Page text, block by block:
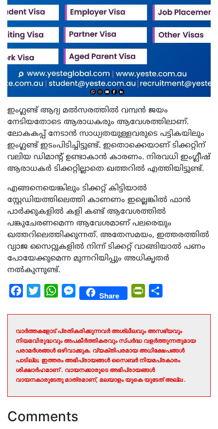
ഇംഗ്ലണ്ട് ആദ്യ മല്‍സരത്തില്‍ വമ്പന്‍ ജയം
നേടിയതോടെ ആരാധകരും ആവേശത്തിലാണ്.
ലോകകപ്പ് നേടാന്‍ സാധ്യതയുള്ളവരുടെ പട്ടികയിലും
ഇംഗ്ലണ്ട് ഇടംപിടിച്ചിട്ടുണ്ട്. ഇതൊക്കെയാണ് ടിക്കറ്റിന്
വലിയ ഡിമാന്റ് ഉണ്ടാകാന്‍ കാരണം. നിരവധി ഇംഗ്ലീഷ്
ആരാധകര്‍ ടിക്കറ്റില്ലാതെ ഖത്തറില്‍ എത്തിയിട്ടുണ്ട്.
എങ്ങനെയെങ്കിലും ടിക്കറ്റ് കിട്ടിയാല്‍
സ്റ്റേഡിയത്തിലെത്തി കാണണം ഇല്ലെങ്കില്‍ ഫാന്‍
പാര്‍ക്കുകളില്‍ കളി കണ്ട് ആവേശത്തില്‍
പങ്കുചേരണമെന്ന ആവേശമാണ് പലരെയും
ഖത്തറിലെത്തിക്കുന്നത്. അതേസമയം, ഇത്തരത്തില്‍
വ്യാജ സൈറ്റുകളില്‍ നിന്ന് ടിക്കറ്റ് വാങ്ങിയാല്‍ പണം
പോയേക്കുമെന്ന മുന്നറിയിപ്പും അധികൃതര്‍
നല്‍കുന്നുണ്ട്.
Facebook
Twitter WhatsAppMessengerShare PrintFriendly
വാർത്തകളോട് പ്രതികരിക്കുന്നവർ അശ്ലീലവും അസഭ്യവും
നിയമവിരുദ്ധവും അപകീർത്തികരവും സ്പർദ്ധ വളർത്തുന്നതുമായ
പരാമർശങ്ങൾ ഒഴിവാക്കുക. വ്യക്തിപരമായ അധിക്ഷേപങ്ങൾ
പാടില്ല. ഇത്തരം അഭിപ്രായങ്ങൾ സൈബർ നിയമപ്രകാരം
ശിക്ഷാർഹമാണ് . വായനക്കാരുടെ അഭിപ്രായങ്ങൾ
വായനകാരുടേതു മാത്രമാണ്, മലയാളം യുകെ യുടേത് അല്ല .
Comments